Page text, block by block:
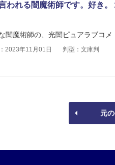
われる闇魔術師です。好き。
闇魔術師の、光闇ピュアラブコメ
2023年11月01日 判型：文庫判
元